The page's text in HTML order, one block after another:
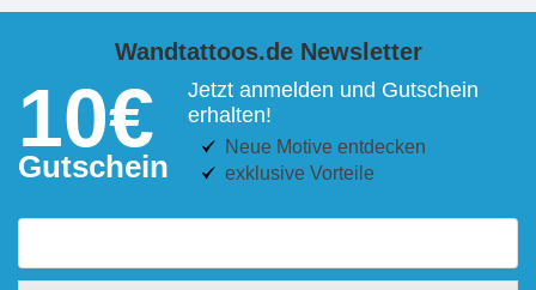
Wandtattoos.de Newsletter
10€
Gutschein
Jetzt anmelden und Gutschein
erhalten!
Neue Motive entdecken
exklusive Vorteile